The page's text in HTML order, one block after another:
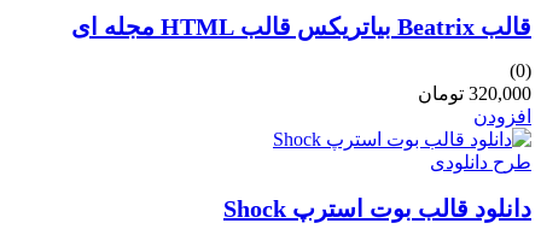
قالب Beatrix بیاتریکس قالب HTML مجله ای
(0)
320,000 تومان
افزودن
طرح دانلودی
دانلود قالب بوت استرپ Shock